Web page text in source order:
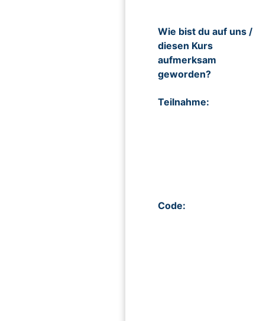
Wie bist du auf uns /
diesen Kurs
aufmerksam
geworden?
Teilnahme:
Code: